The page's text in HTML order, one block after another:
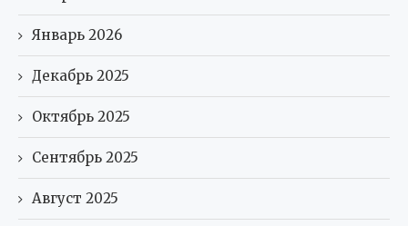
Январь 2026
Декабрь 2025
Октябрь 2025
Сентябрь 2025
Август 2025